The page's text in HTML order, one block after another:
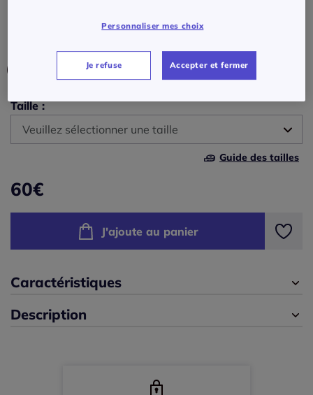
Taille :
Veuillez sélectionner une taille
Disponible dans 2 semaines
Disponible dans 2 semaines
XL (44) -Disponible dans 2 semaines
Guide des tailles
60€
J'ajoute au panier
Caractéristiques
Description
Personnaliser mes choix
Je refuse Accepter et fermer